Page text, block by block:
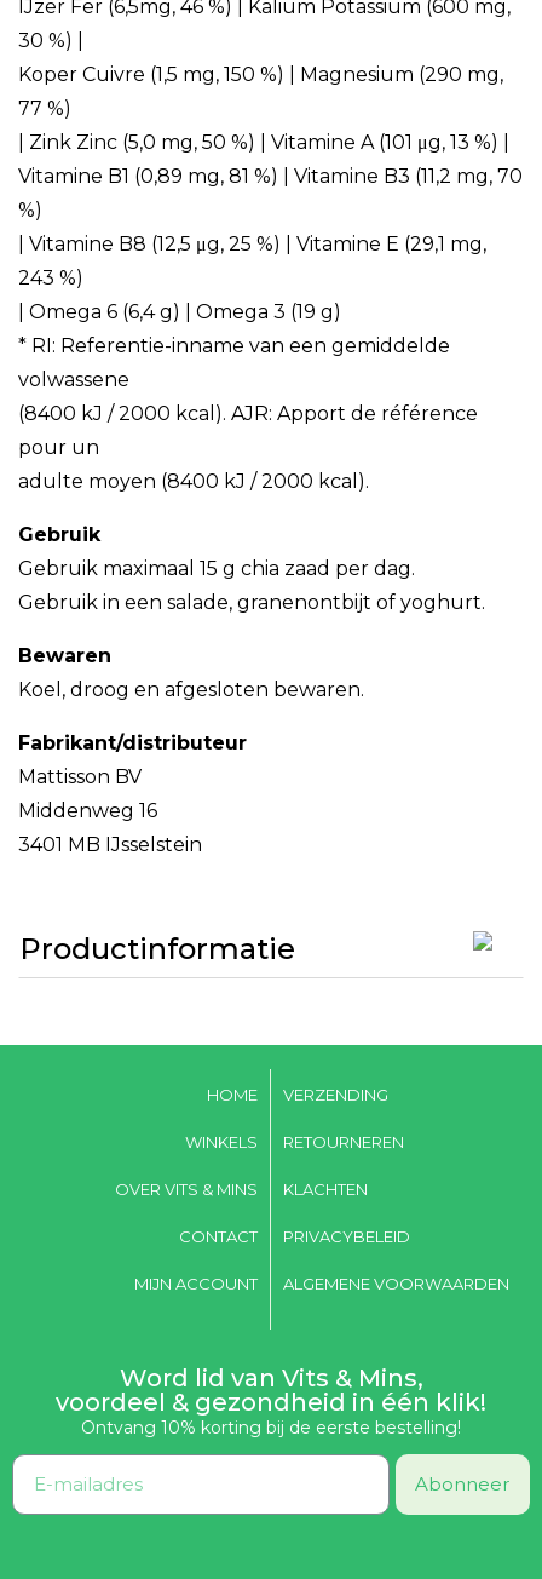
IJzer Fer (6,5mg, 46 %) | Kalium Potassium (600 mg,
30 %) |
Koper Cuivre (1,5 mg, 150 %) | Magnesium (290 mg,
77 %)
| Zink Zinc (5,0 mg, 50 %) | Vitamine A (101 μg, 13 %) |
Vitamine B1 (0,89 mg, 81 %) | Vitamine B3 (11,2 mg, 70
%)
| Vitamine B8 (12,5 μg, 25 %) | Vitamine E (29,1 mg,
243 %)
| Omega 6 (6,4 g) | Omega 3 (19 g)
* RI: Referentie-inname van een gemiddelde
volwassene
(8400 kJ / 2000 kcal). AJR: Apport de référence
pour un
adulte moyen (8400 kJ / 2000 kcal).
Gebruik
Gebruik maximaal 15 g chia zaad per dag.
Gebruik in een salade, granenontbijt of yoghurt.
Bewaren
Koel, droog en afgesloten bewaren.
Fabrikant/distributeur
Mattisson BV
Middenweg 16
3401 MB IJsselstein
Productinformatie
HOME
WINKELS
OVER VITS & MINS
CONTACT
MIJN ACCOUNT
VERZENDING
RETOURNEREN
KLACHTEN
PRIVACYBELEID
ALGEMENE VOORWAARDEN
Word lid van Vits & Mins,
voordeel & gezondheid in één klik!
Ontvang 10% korting bij de eerste bestelling!
Abonneer